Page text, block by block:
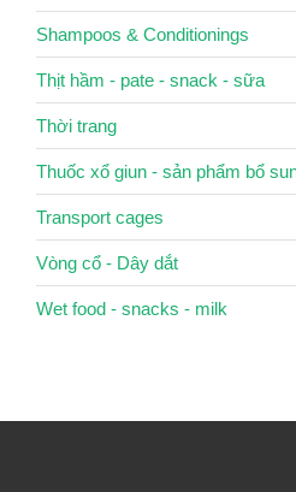
Shampoos & Conditionings
Thịt hầm - pate - snack - sữa
Thời trang
Thuốc xổ giun - sản phẩm bổ
Transport cages
Vòng cổ - Dây dắt
Wet food - snacks - milk